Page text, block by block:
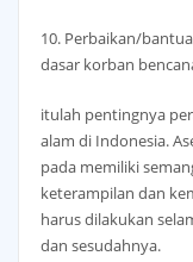
10. Perbaikan/
dasar korban
itulah pentingnya
alam di Indonesia.
pada memiliki
keterampilan dan
harus dilakukan
dan sesudahnya.